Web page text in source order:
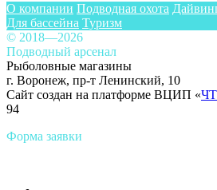
О компании Подводная охота
Для бассейна Туризм
© 2018—2026
Подводный арсенал
Рыболовные магазины
г. Воронеж, пр-т Ленинский, 10
Сайт создан на платформе ВЦИП «
94
Форма заявки